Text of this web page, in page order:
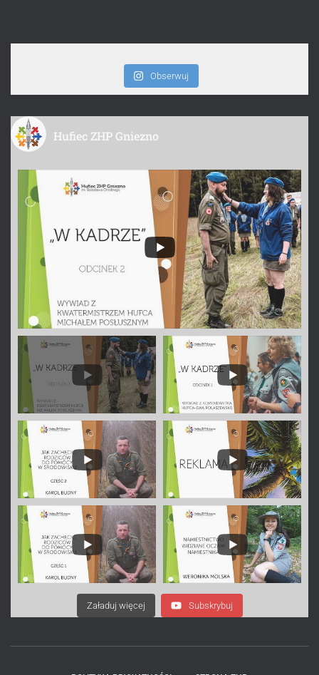
Obserwuj
Hufiec ZHP Gniezno
Załaduj więcej Subskrybuj